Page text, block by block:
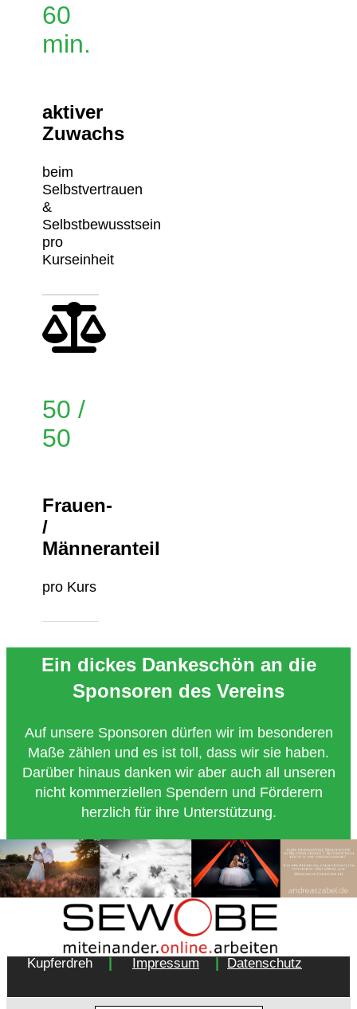
60
min.
aktiver
Zuwachs
beim
Selbstvertrauen
&
Selbstbewusstsein
pro
Kurseinheit
50 /
50
Frauen-
/
Männeranteil
pro Kurs
Ein dickes Dankeschön an die
Sponsoren des Vereins
Auf unsere Sponsoren dürfen wir im besonderen
Maße zählen und es ist toll, dass wir sie haben.
Darüber hinaus danken wir aber auch all unseren
nicht kommerziellen Spendern und Förderern
herzlich für ihre Unterstützung.
Copyright 2018 - Turnverein 1877 e.V. Essen-
Kupferdreh
Impressum Datenschutz